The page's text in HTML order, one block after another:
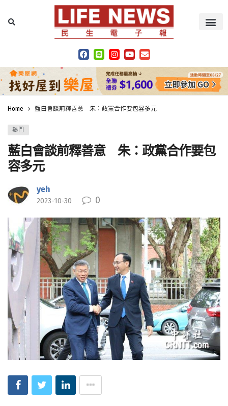
Home 藍白會談前釋善意 朱：政黨合作要包容多元
熱門
藍白會談前釋善意 朱：政黨合作要包
容多元
yeh
2023-10-30 0